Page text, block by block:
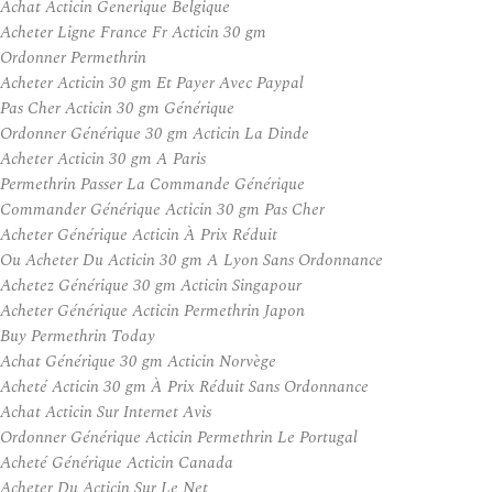
Achat Acticin Generique Belgique
Acheter Ligne France Fr Acticin 30 gm
Ordonner Permethrin
Acheter Acticin 30 gm Et Payer Avec Paypal
Pas Cher Acticin 30 gm Générique
Ordonner Générique 30 gm Acticin La Dinde
Acheter Acticin 30 gm A Paris
Permethrin Passer La Commande Générique
Commander Générique Acticin 30 gm Pas Cher
Acheter Générique Acticin À Prix Réduit
Ou Acheter Du Acticin 30 gm A Lyon Sans Ordonnance
Achetez Générique 30 gm Acticin Singapour
Acheter Générique Acticin Permethrin Japon
Buy Permethrin Today
Achat Générique 30 gm Acticin Norvège
Acheté Acticin 30 gm À Prix Réduit Sans Ordonnance
Achat Acticin Sur Internet Avis
Ordonner Générique Acticin Permethrin Le Portugal
Acheté Générique Acticin Canada